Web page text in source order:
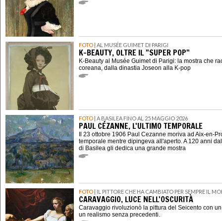
FOTO | AL MUSÉE GUIMET DI PARIGI
K-BEAUTY, OLTRE IL "SUPER POP"
K-Beauty al Musée Guimet di Parigi: la mostra che
coreana, dalla dinastia Joseon alla K-pop
FOTO | A BASILEA FINO AL 25 MAGGIO 2026
PAUL CÉZANNE, L'ULTIMO TEMPORALE
Il 23 ottobre 1906 Paul Cezanne moriva ad Aix-en-
temporale mentre dipingeva all'aperto. A 120 anni
di Basilea gli dedica una grande mostra
FOTO | IL PITTORE CHE HA CAMBIATO PER SEMPRE IL
CARAVAGGIO, LUCE NELL'OSCURITÀ
Caravaggio rivoluzionò la pittura del Seicento con
un realismo senza precedenti.